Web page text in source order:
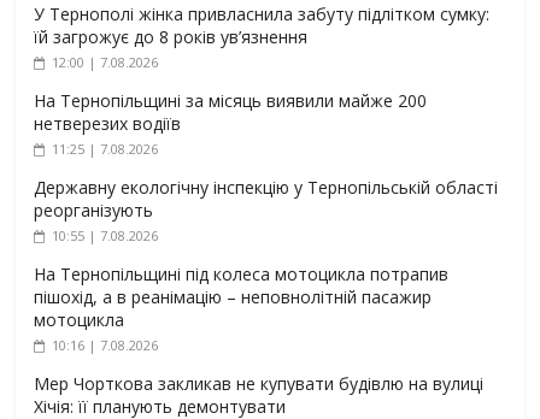
У Тернополі жінка привласнила забуту підлітком сумку:
їй загрожує до 8 років ув’язнення
12:00 | 7.08.2026
На Тернопільщині за місяць виявили майже 200
нетверезих водіїв
11:25 | 7.08.2026
Державну екологічну інспекцію у Тернопільській області
реорганізують
10:55 | 7.08.2026
На Тернопільщині під колеса мотоцикла потрапив
пішохід, а в реанімацію – неповнолітній пасажир
мотоцикла
10:16 | 7.08.2026
Мер Чорткова закликав не купувати будівлю на вулиці
Хічія: її планують демонтувати